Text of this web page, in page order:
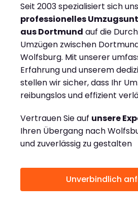
Seit 2003 spezialisiert sich
professionelles
aus Dortmund auf die
Umzügen zwischen
Wolfsburg. Mit unserer
Erfahrung und unserem
stellen wir sicher, dass Ihr
reibungslos und effizient
Vertrauen Sie auf unsere
Ihren Übergang nach
und zuverlässig zu gestalten
Unverbindlich